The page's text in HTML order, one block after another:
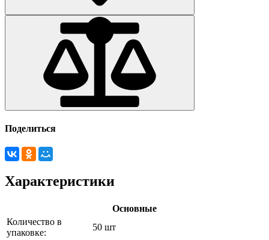
Поделиться
Характеристики
Основные
Количество в
упаковке:
50 шт